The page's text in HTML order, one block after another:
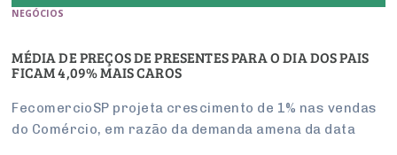
NEGÓCIOS
MÉDIA DE PREÇOS DE PRESENTES PARA O DIA DOS PAIS
FICAM 4,09% MAIS CAROS
FecomercioSP projeta crescimento de 1% nas vendas
do Comércio, em razão da demanda amena da data